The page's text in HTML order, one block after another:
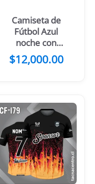
Camiseta de
Fútbol Azul
noche con
Manchas
Amarillas y
$12,000.00